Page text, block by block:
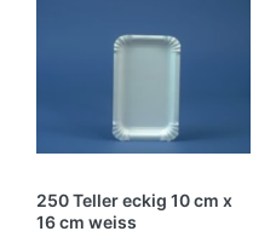
250 Teller eckig 10 cm x
16 cm weiss